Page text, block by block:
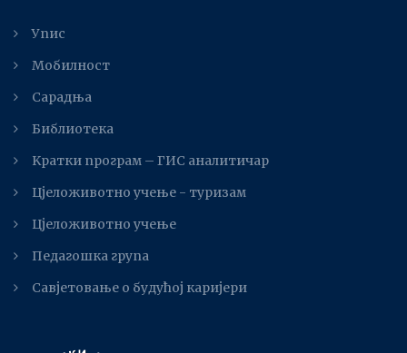
Упис
Мобилност
Сарадња
Библиотека
Kратки програм – ГИС аналитичар
Цјеложивотно учење - туризам
Цјеложивотно учење
Педагошка група
Савјетовање о будућој каријери